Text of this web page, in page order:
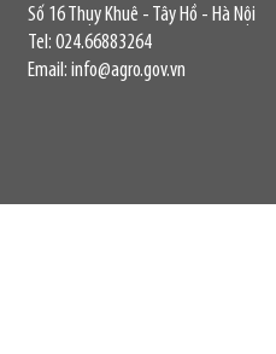
Số 16 Thụy Khuê - Tây Hồ - Hà Nội
Tel: 024.66883264
Email: info@agro.gov.vn